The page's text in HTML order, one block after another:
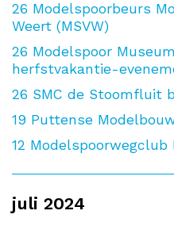
26 Modelspoorbeurs
Weert (MSVW)
26 Modelspoor
herfstvakantie-
26 SMC de Stoomfluit
19 Puttense
12 Modelspoorwegclub
juli 2024